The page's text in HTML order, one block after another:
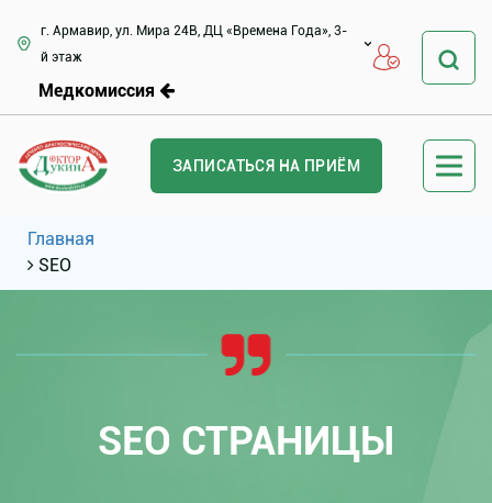
г. Армавир, ул. Мира 24В, ДЦ «Времена Года», 3-
й этаж
Медкомиссия
ЗАПИСАТЬСЯ НА ПРИЁМ
Главная
SEO
SEO СТРАНИЦЫ